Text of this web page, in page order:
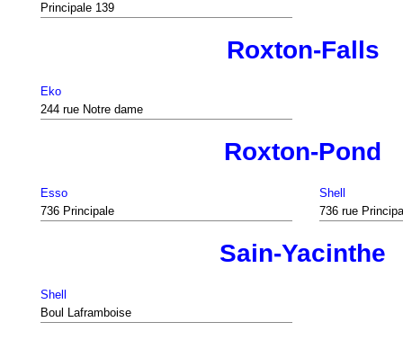
Principale 139
Roxton-Falls
Eko
244 rue Notre dame
Roxton-Pond
Esso
736 Principale
Shell
736 rue
Sain-Yacinthe
Shell
Boul Laframboise